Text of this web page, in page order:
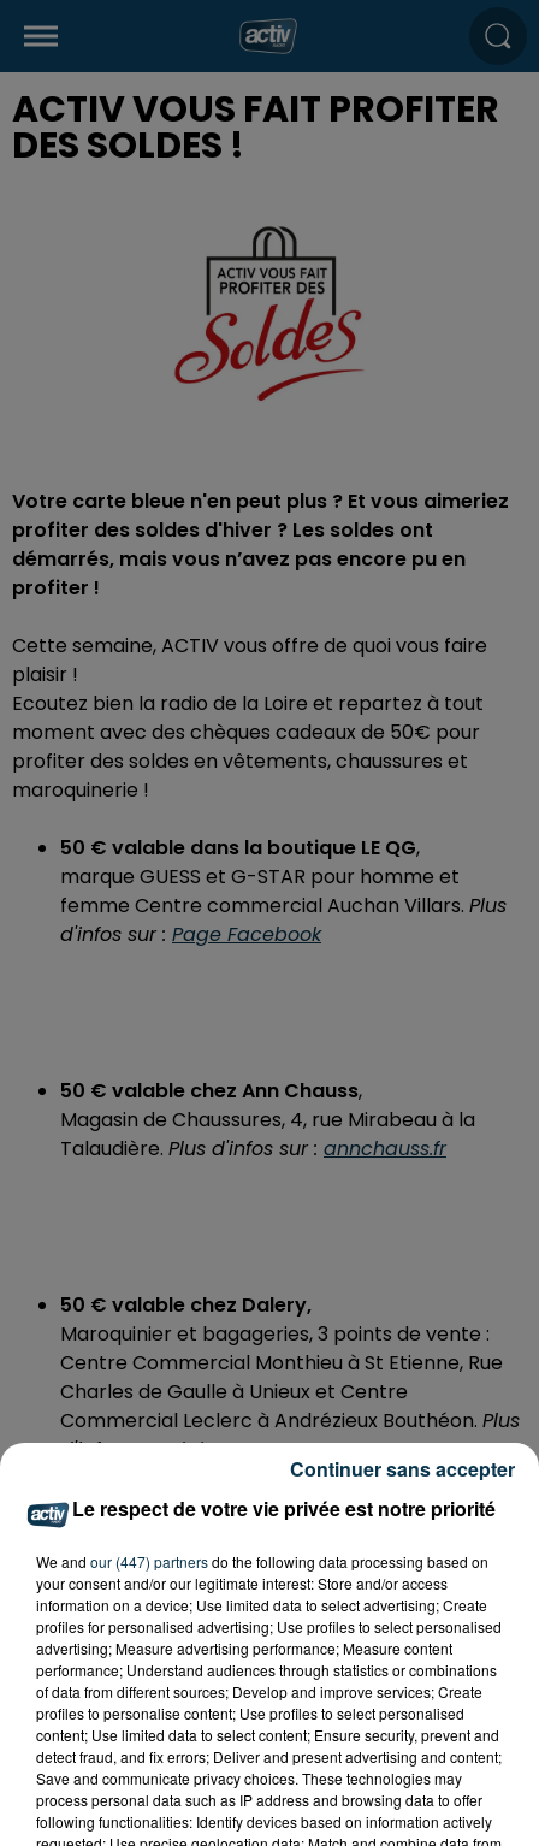
ACTIV VOUS FAIT PROFITER
DES SOLDES !
Votre carte bleue n'en peut plus ? Et vous aimeriez
profiter des soldes d'hiver ? Les soldes ont
démarrés, mais vous n’avez pas encore pu en
profiter !
Cette semaine, ACTIV vous offre de quoi vous faire
plaisir !
Ecoutez bien la radio de la Loire et repartez à tout
moment avec des chèques cadeaux de 50€ pour
profiter des soldes en vêtements, chaussures et
maroquinerie !
50 € valable dans la boutique LE QG,
marque GUESS et G-STAR pour homme et
femme Centre commercial Auchan Villars. Plus
d'infos sur : Page Facebook
50 € valable chez Ann Chauss,
Magasin de Chaussures, 4, rue Mirabeau à la
Talaudière. Plus d'infos sur : annchauss.fr
50 € valable chez Dalery,
Maroquinier et bagageries, 3 points de vente :
Centre Commercial Monthieu à St Etienne, Rue
Charles de Gaulle à Unieux et Centre
Commercial Leclerc à Andrézieux Bouthéon. Plus
d'infos sur :dalery.com
l’animateur et soyez le 42ème appel !
JEU TERMINE
Le respect de votre vie privée est notre priorité
We and our (447) partnersdo the following data processing based on
your consent and/or our legitimate interest: Store and/or access
information on a device; Use limited data to select advertising; Create
profiles for personalised advertising; Use profiles to select personalised
advertising; Measure advertising performance; Measure content
performance; Understand audiences through statistics or combinations
of data from different sources; Develop and improve services; Create
profiles to personalise content; Use profiles to select personalised
content; Use limited data to select content; Ensure security, prevent and
detect fraud, and fix errors; Deliver and present advertising and content;
Save and communicate privacy choices. These technologies may
process personal data such as IP address and browsing data to offer
following functionalities: Identify devices based on information actively
Continuer sans accepter